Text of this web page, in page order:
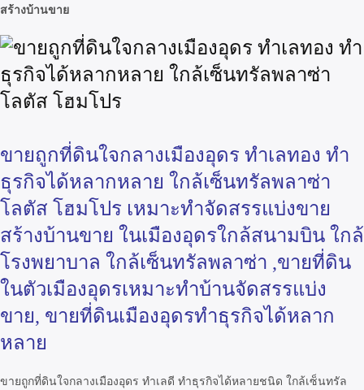
สร้างบ้านขาย
ขายถูกที่ดินใจกลางเมืองอุดร ทำเลทอง ทำ
ธุรกิจได้หลากหลาย ใกล้เซ็นทรัลพลาซ่า
โลตัส โฮมโปร เหมาะทำจัดสรรแบ่งขาย
สร้างบ้านขาย ในเมืองอุดรใกล้สนามบิน ใกล้
โรงพยาบาล ใกล้เซ็นทรัลพลาซ่า ,ขายที่ดิน
ในตัวเมืองอุดรเหมาะทำบ้านจัดสรรแบ่ง
ขาย, ขายที่ดินเมืองอุดรทำธุรกิจได้หลาก
หลาย
ขายถูกที่ดินใจกลางเมืองอุดร ทำเลดี ทำธุรกิจได้หลายชนิด ใกล้เซ็นทรัล